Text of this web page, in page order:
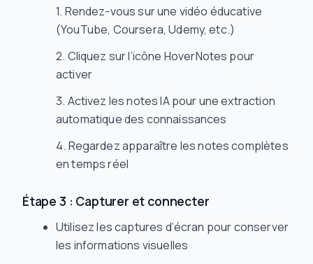
Rendez-vous sur une vidéo éducative
(YouTube, Coursera, Udemy, etc.)
Cliquez sur l’icône HoverNotes pour
activer
Activez les notes IA pour une extraction
automatique des connaissances
Regardez apparaître les notes complètes
en temps réel
Étape 3 : Capturer et connecter
Utilisez les captures d’écran pour conserver
les informations visuelles